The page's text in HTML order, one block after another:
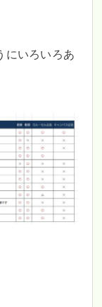
にいろいろあ